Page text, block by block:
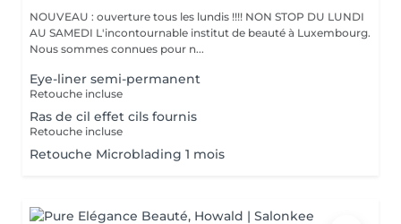
NOUVEAU : ouverture tous les lundis !!!! NON STOP DU LUNDI
AU SAMEDI L'incontournable institut de beauté à Luxembourg.
Nous sommes connues pour n...
Eye-liner semi-permanent
Retouche incluse
Ras de cil effet cils fournis
Retouche incluse
Retouche Microblading 1 mois